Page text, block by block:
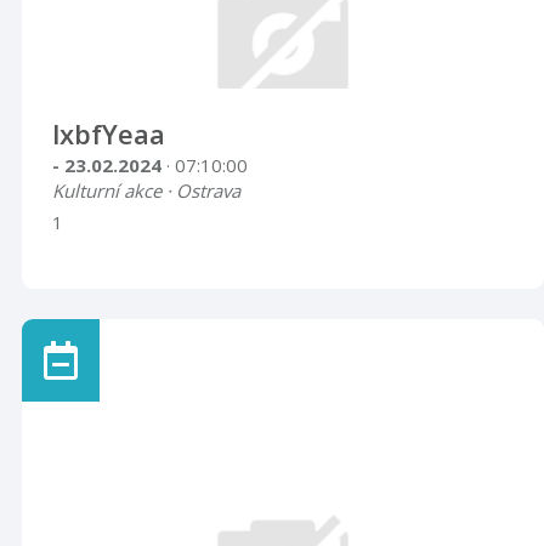
lxbfYeaa
- 23.02.2024 · 07:10:00
Kulturní akce · Ostrava
1